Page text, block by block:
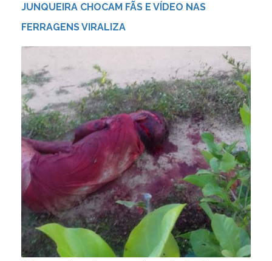
JUNQUEIRA CHOCAM FÃS E VÍDEO NAS
FERRAGENS VIRALIZA